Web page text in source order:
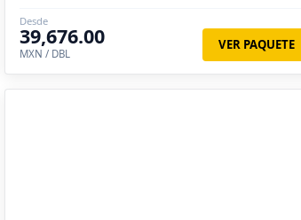
Desde
39,676.00
MXN / DBL
VER PAQUETE